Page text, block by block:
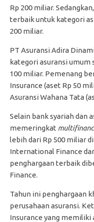
Rp 200 miliar.
terbaik untuk kategori
200 miliar.
PT Asuransi Adira
kategori asuransi umum
100 miliar. Pemenang
Insurance (aset Rp 50
Asuransi Wahana Tata
Selain bank syariah dan
memeringkat
lebih dari Rp 500 miliar
International Finance
penghargaan terbaik
Finance.
Tahun ini penghargaan
perusahaan asuransi.
Insurance yang memiliki